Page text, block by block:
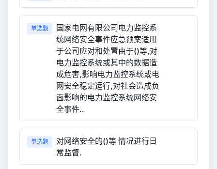
单选题
国家电网有限公司电力监控系
统网络安全事件应急预案适用
于公司应对和处置由于()等,对
电力监控系统或其中的数据造
成危害,影响电力监控系统或电
网安全稳定运行,对社会造成负
面影响的电力监控系统网络安
全事件..
单选题
对网络安全的()等 情况进行日
常监督.